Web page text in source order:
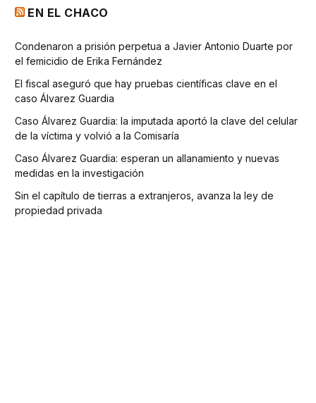
EN EL CHACO
Condenaron a prisión perpetua a Javier Antonio Duarte por
el femicidio de Erika Fernández
El fiscal aseguró que hay pruebas científicas clave en el
caso Álvarez Guardia
Caso Álvarez Guardia: la imputada aportó la clave del celular
de la víctima y volvió a la Comisaría
Caso Álvarez Guardia: esperan un allanamiento y nuevas
medidas en la investigación
Sin el capítulo de tierras a extranjeros, avanza la ley de
propiedad privada